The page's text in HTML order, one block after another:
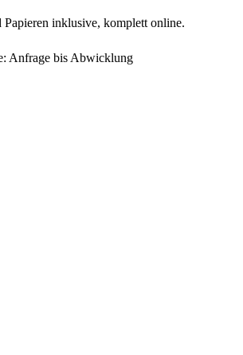
inklusive, komplett online.
Anfrage bis Abwicklung